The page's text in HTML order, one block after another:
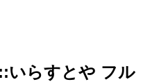
いらすとや フル